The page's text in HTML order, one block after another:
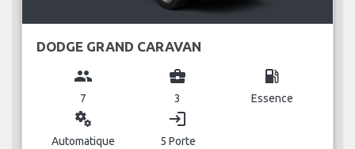
DODGE GRAND CARAVAN
group
7
business_center
3
local_gas_station
Essence
miscellaneous_services
Automatique
login
5 Porte